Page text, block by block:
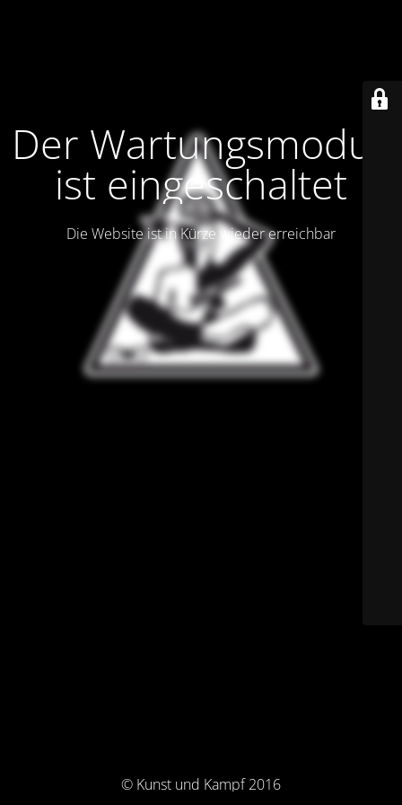
Der Wartungsmodus
ist eingeschaltet
Die Website ist in Kürze wieder erreichbar
© Kunst und Kampf 2016